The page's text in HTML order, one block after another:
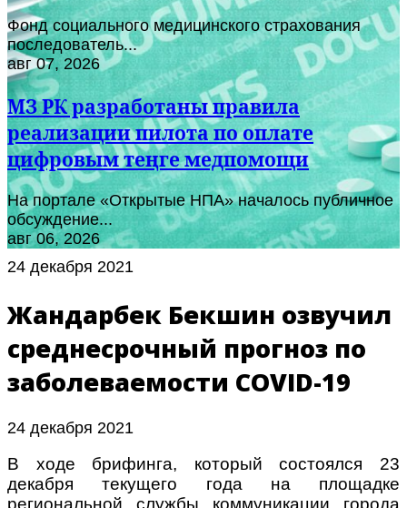
Фонд социального медицинского страхования
последователь...
авг 07, 2026
МЗ РК разработаны правила
реализации пилота по оплате
цифровым теңге медпомощи
На портале «Открытые НПА» началось публичное
обсуждение...
авг 06, 2026
24 декабря 2021
Жандарбек Бекшин озвучил
среднесрочный прогноз по
заболеваемости COVID-19
24 декабря 2021
В ходе брифинга, который состоялся 23
декабря текущего года на площадке
региональной службы коммуникации города